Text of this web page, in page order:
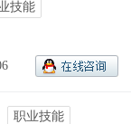
技能
职业技能